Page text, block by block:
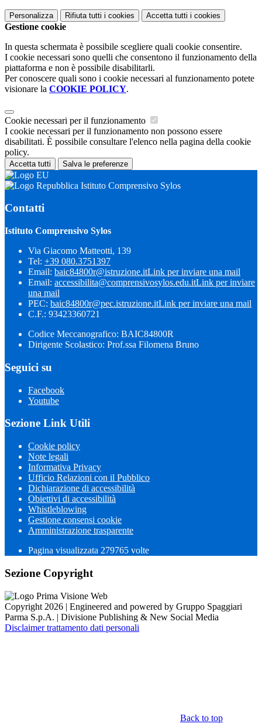
Personalizza Rifiuta tutti i cookies Accetta tutti i cookies
Gestione cookie
In questa schermata è possibile scegliere quali cookie consentire.
I cookie necessari sono quelli che consentono il funzionamento della
piattaforma e non è possibile disabilitarli.
Per conoscere quali sono i cookie necessari al funzionamento potete
visionare la COOKIE POLICY.
Cookie necessari per il funzionamento
I cookie necessari per il funzionamento non possono essere
disabilitati. È possibile consultare l'elenco nella pagina della cookie
policy.
Accetta tutti Salva le preferenze
Istituto Comprensivo Sylos
Contatti
Istituto Comprensivo Sylos
Via Giacomo Matteotti, 139
Tel: +39 080.3751397
Email: baic84800r@istruzione.itLink per inviare una mail
Email: accessibilita@comprensivosylos.edu.itLink per inviare
una mail
PEC: baic84800r@pec.istruzione.itLink per inviare una mail
C.F.: 93423360721
Codice Meccanografico: BAIC84800R
Dirigente Scolastico: Prof.ssa Filomena Bruno
Seguici su
Facebook
Youtube
Sezione Link Utili
Cookie policy
Note legali
Informativa Privacy
Ufficio Relazioni con il Pubblico
Dichiarazione di accessibilità
Obiettivi di accessibilità
Whistleblowing
Gestione consensi cookie
Amministrazione trasparente
Pagina visualizzata 279765 volte
Sezione Copyright
Copyright 2026 | Engineered and powered by Gruppo Spaggiari
Parma S.p.A. | Divisione Publishing & New Social Media
Disclaimer trattamento dati personali
Back to top